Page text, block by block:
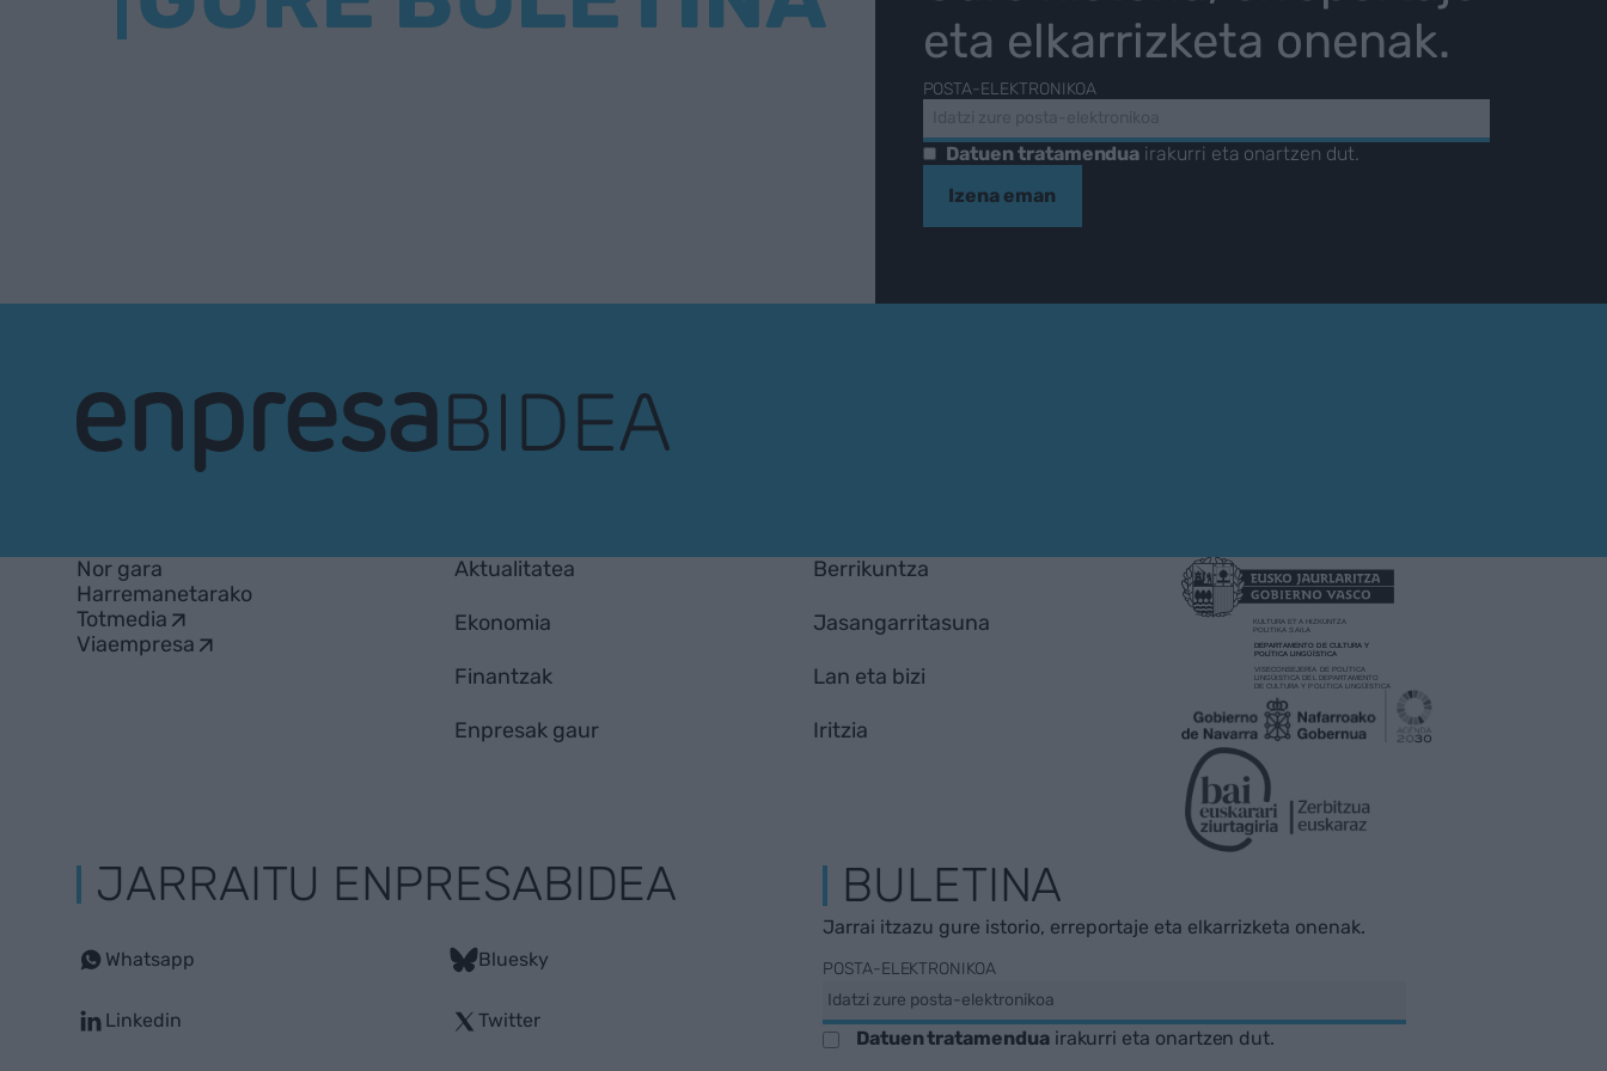
eta elkarrizketa onenak.
POSTA-ELEKTRONIKOA
Datuen tratamendua irakurri eta onartzen dut.
Izena eman
Nor gara
Harremanetarako
Totmedia
Viaempresa
Aktualitatea
Ekonomia
Finantzak
Enpresak gaur
Berrikuntza
Jasangarritasuna
Lan eta bizi
Iritzia
JARRAITU ENPRESABIDEA
Whatsapp
Linkedin
Bluesky
Twitter
BULETINA
Jarrai itzazu gure istorio, erreportaje eta elkarrizketa onenak.
POSTA-ELEKTRONIKOA
Datuen tratamenduairakurri eta onartzen dut.